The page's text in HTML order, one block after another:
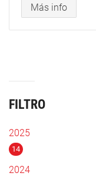
Más info
FILTRO
2025
14
2024